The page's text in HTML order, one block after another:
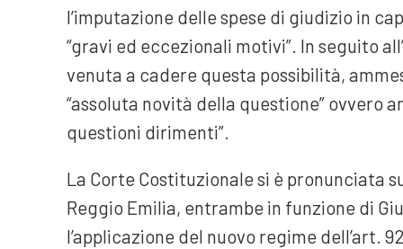
l’imputazione delle spese di giudizio in
“gravi ed eccezionali motivi”. In seguito
venuta a cadere questa possibilità,
“assoluta novità della questione” ovvero
questioni dirimenti”.
La Corte Costituzionale si è pronunciata
Reggio Emilia, entrambe in funzione di
l’applicazione del nuovo regime dell’art.